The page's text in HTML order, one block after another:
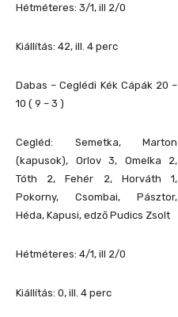
Hétméteres: 3/1, ill 2/0
Kiállítás: 42, ill. 4 perc
Dabas – Ceglédi Kék Cápák 20 –
10 ( 9 – 3 )
Cegléd: Semetka, Marton
(kapusok), Orlov 3, Omelka 2,
Tóth 2, Fehér 2, Horváth 1,
Pokorny, Csombai, Pásztor,
Héda, Kapusi, edző Pudics Zsolt
Hétméteres: 4/1, ill 2/0
Kiállítás: 0, ill. 4 perc